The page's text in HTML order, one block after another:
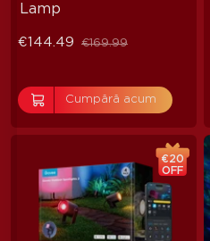
Lamp
€144.49 €169.99
Cumpără acum
€20
OFF